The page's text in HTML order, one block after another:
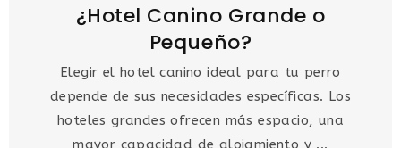
¿Hotel Canino Grande o
Pequeño?
Elegir el hotel canino ideal para tu perro
depende de sus necesidades específicas. Los
hoteles grandes ofrecen más espacio, una
mayor capacidad de alojamiento y ...